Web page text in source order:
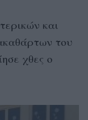
και
του
χθες ο